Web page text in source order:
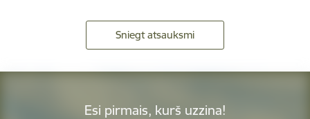
Sniegt atsauksmi
Esi pirmais, kurš uzzina!